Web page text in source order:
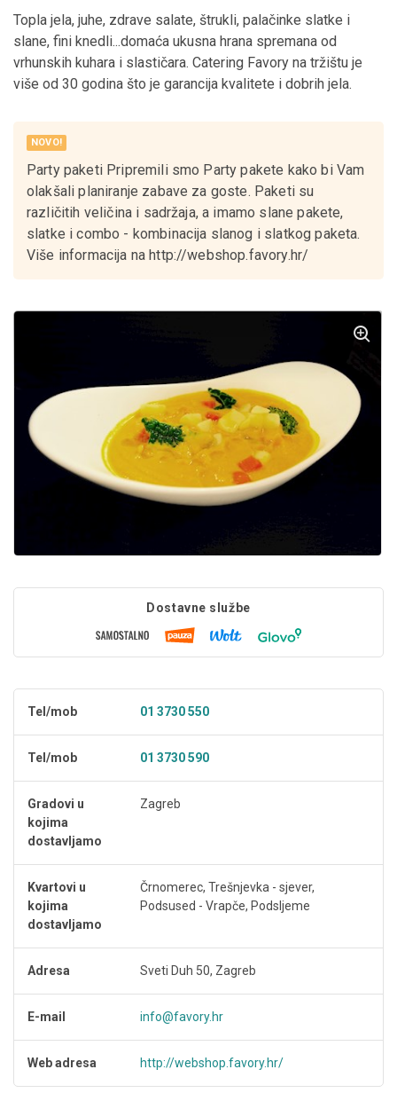
Topla jela, juhe, zdrave salate, štrukli, palačinke slatke i
slane, fini knedli...domaća ukusna hrana spremana od
vrhunskih kuhara i slastičara. Catering Favory na tržištu je
više od 30 godina što je garancija kvalitete i dobrih jela.
NOVO!
Party paketi Pripremili smo Party pakete kako bi Vam
olakšali planiranje zabave za goste. Paketi su
različitih veličina i sadržaja, a imamo slane pakete,
slatke i combo - kombinacija slanog i slatkog paketa.
Više informacija na http://webshop.favory.hr/
Dostavne službe
Tel/mob 01 3730 550
Tel/mob 01 3730 590
Gradovi u
kojima
dostavljamo
Zagreb
Kvartovi u
kojima
dostavljamo
Črnomerec, Trešnjevka - sjever,
Podsused - Vrapče, Podsljeme
Adresa Sveti Duh 50, Zagreb
E-mail info@favory.hr
Web adresa http://webshop.favory.hr/